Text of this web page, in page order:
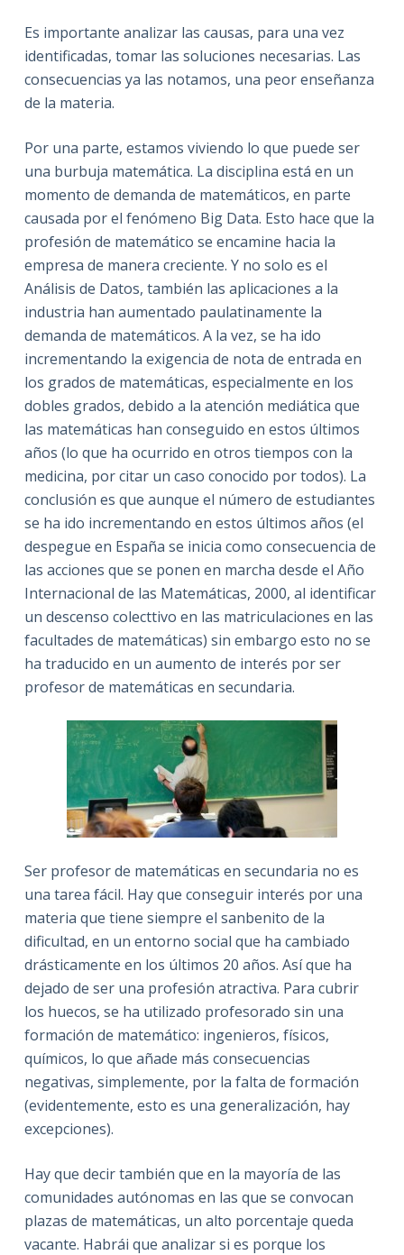
Es importante analizar las causas, para una vez
identificadas, tomar las soluciones necesarias. Las
consecuencias ya las notamos, una peor enseñanza
de la materia.
Por una parte, estamos viviendo lo que puede ser
una burbuja matemática. La disciplina está en un
momento de demanda de matemáticos, en parte
causada por el fenómeno Big Data. Esto hace que la
profesión de matemático se encamine hacia la
empresa de manera creciente. Y no solo es el
Análisis de Datos, también las aplicaciones a la
industria han aumentado paulatinamente la
demanda de matemáticos. A la vez, se ha ido
incrementando la exigencia de nota de entrada en
los grados de matemáticas, especialmente en los
dobles grados, debido a la atención mediática que
las matemáticas han conseguido en estos últimos
años (lo que ha ocurrido en otros tiempos con la
medicina, por citar un caso conocido por todos). La
conclusión es que aunque el número de estudiantes
se ha ido incrementando en estos últimos años (el
despegue en España se inicia como consecuencia de
las acciones que se ponen en marcha desde el Año
Internacional de las Matemáticas, 2000, al identificar
un descenso colecttivo en las matriculaciones en las
facultades de matemáticas) sin embargo esto no se
ha traducido en un aumento de interés por ser
profesor de matemáticas en secundaria.
Ser profesor de matemáticas en secundaria no es
una tarea fácil. Hay que conseguir interés por una
materia que tiene siempre el sanbenito de la
dificultad, en un entorno social que ha cambiado
drásticamente en los últimos 20 años. Así que ha
dejado de ser una profesión atractiva. Para cubrir
los huecos, se ha utilizado profesorado sin una
formación de matemático: ingenieros, físicos,
químicos, lo que añade más consecuencias
negativas, simplemente, por la falta de formación
(evidentemente, esto es una generalización, hay
excepciones).
Hay que decir también que en la mayoría de las
comunidades autónomas en las que se convocan
plazas de matemáticas, un alto porcentaje queda
vacante. Habrái que analizar si es porque los